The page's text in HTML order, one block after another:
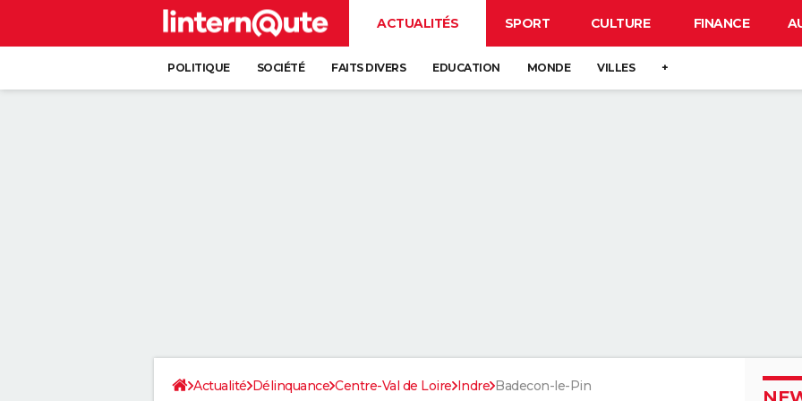
ACTUALITÉS SPORT CULTURE FINANCE
POLITIQUE SOCIÉTÉ FAITS DIVERS EDUCATION MONDE VILLES +
Actualité Délinquance Centre-Val de Loire Indre Badecon-le-Pin